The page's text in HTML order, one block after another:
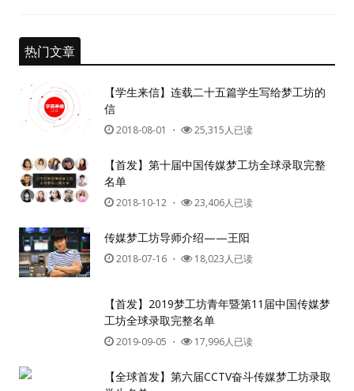
热门文章
【学生来信】连载二十五篇学生写给梦工坊的
信
2018-08-01 ・ 25,315人已读
【首发】第十届中国传媒梦工坊全球录取完整
名单
2018-10-12 ・ 23,406人已读
传媒梦工坊导师介绍——王阳
2018-07-16 ・ 18,023人已读
【首发】2019梦工坊青年暨第11届中国传媒梦
工坊全球录取完整名单
2019-09-05 ・ 17,996人已读
【全球首发】第六届CCTV奋斗传媒梦工坊录取